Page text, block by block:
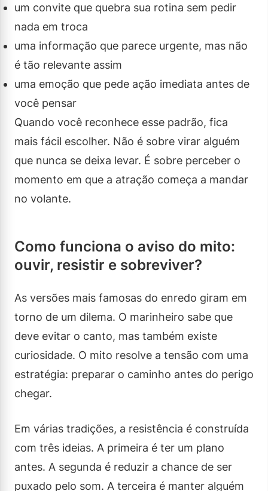
um convite que quebra sua rotina sem pedir
nada em troca
uma informação que parece urgente, mas não
é tão relevante assim
uma emoção que pede ação imediata antes de
você pensar
Quando você reconhece esse padrão, fica
mais fácil escolher. Não é sobre virar alguém
que nunca se deixa levar. É sobre perceber o
momento em que a atração começa a mandar
no volante.
Como funciona o aviso do mito:
ouvir, resistir e sobreviver?
As versões mais famosas do enredo giram em
torno de um dilema. O marinheiro sabe que
deve evitar o canto, mas também existe
curiosidade. O mito resolve a tensão com uma
estratégia: preparar o caminho antes do perigo
chegar.
Em várias tradições, a resistência é construída
com três ideias. A primeira é ter um plano
antes. A segunda é reduzir a chance de ser
puxado pelo som. A terceira é manter alguém